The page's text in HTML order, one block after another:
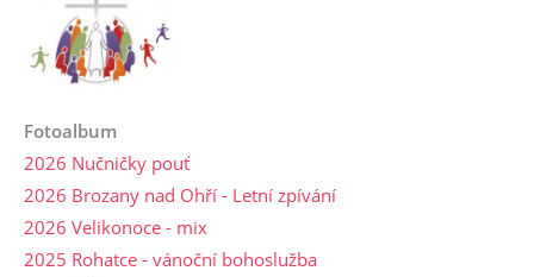
Fotoalbum
2026 Nučničky pouť
2026 Brozany nad Ohří - Letní zpívání
2026 Velikonoce - mix
2025 Rohatce - vánoční bohoslužba